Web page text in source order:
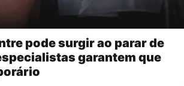
pode surgir ao parar de
garantem que